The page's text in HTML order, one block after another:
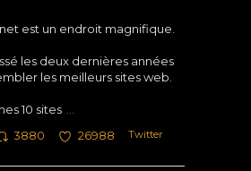
est un endroit magnifique.
les deux dernières années
les meilleurs sites web.
10 sites
3880 26988 Twitter